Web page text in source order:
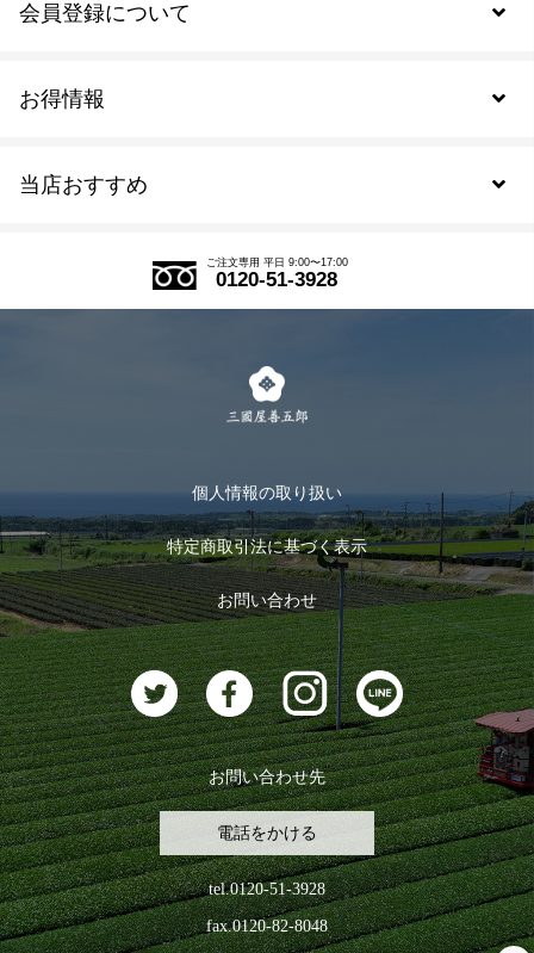
当店おすすめ
式部の香りシリーズ
お茶のギフト
おすすめのお茶
お茶に合うスイーツ
お得情報
会員登録について
会員規約について
ログイン
ログアウト
ご注文専用 平日 9:00〜17:00
0120-51-3928
個人情報の取り扱い
特定商取引法に基づく表示
お問い合わせ
お問い合わせ先
電話をかける
tel.0120-51-3928
fax.0120-82-8048